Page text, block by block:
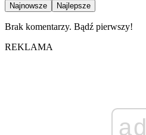
Najnowsze Najlepsze
Brak komentarzy. Bądź pierwszy!
REKLAMA
ad